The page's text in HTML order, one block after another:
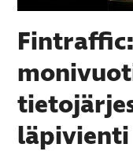
läpivienti